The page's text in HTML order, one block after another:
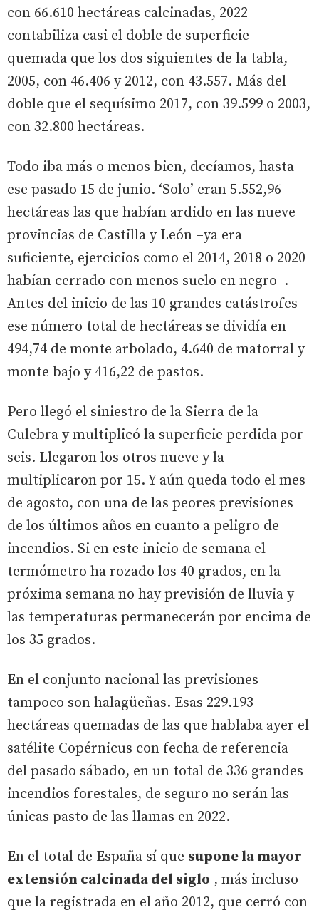
con 66.610 hectáreas calcinadas, 2022
contabiliza casi el doble de superficie
quemada que los dos siguientes de la tabla,
2005, con 46.406 y 2012, con 43.557. Más del
doble que el sequísimo 2017, con 39.599 o 2003,
con 32.800 hectáreas.
Todo iba más o menos bien, decíamos, hasta
ese pasado 15 de junio. ‘Solo’ eran 5.552,96
hectáreas las que habían ardido en las nueve
provincias de Castilla y León –ya era
suficiente, ejercicios como el 2014, 2018 o 2020
habían cerrado con menos suelo en negro–.
Antes del inicio de las 10 grandes catástrofes
ese número total de hectáreas se dividía en
494,74 de monte arbolado, 4.640 de matorral y
monte bajo y 416,22 de pastos.
Pero llegó el siniestro de la Sierra de la
Culebra y multiplicó la superficie perdida por
seis. Llegaron los otros nueve y la
multiplicaron por 15. Y aún queda todo el mes
de agosto, con una de las peores previsiones
de los últimos años en cuanto a peligro de
incendios. Si en este inicio de semana el
termómetro ha rozado los 40 grados, en la
próxima semana no hay previsión de lluvia y
las temperaturas permanecerán por encima de
los 35 grados.
En el conjunto nacional las previsiones
tampoco son halagüeñas. Esas 229.193
hectáreas quemadas de las que hablaba ayer el
satélite Copérnicus con fecha de referencia
del pasado sábado, en un total de 336 grandes
incendios forestales, de seguro no serán las
únicas pasto de las llamas en 2022.
En el total de España sí que supone la mayor
extensión calcinada del siglo , más incluso
que la registrada en el año 2012, que cerró con